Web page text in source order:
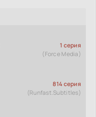
1 серия
(Force Media)
814 серия
(Runfast.Subtitles)